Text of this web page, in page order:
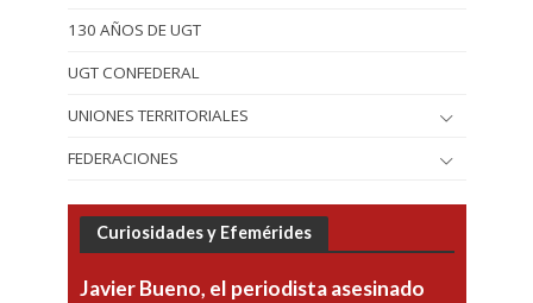
130 AÑOS DE UGT
UGT CONFEDERAL
UNIONES TERRITORIALES
FEDERACIONES
Curiosidades y Efemérides
Javier Bueno, el periodista asesinado